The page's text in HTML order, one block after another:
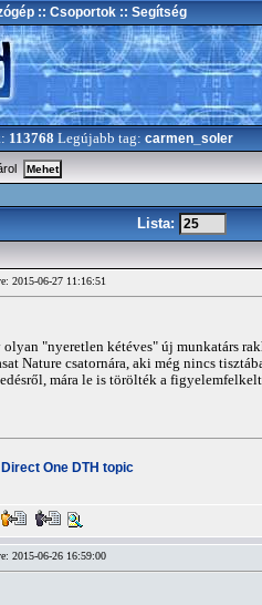
:: Csoportok :: Segítség
113768 Legújabb tag: carmen_soler
Lista:
2015-06-27 11:16:51
"nyeretlen kétéves" új munkatárs
Nature csatornára, aki még nincs
mára le is törölték a
One DTH topic
2015-06-26 16:59:00